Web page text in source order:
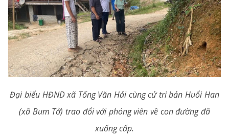
Đại biểu HĐND xã Tống Văn Hải cùng cử tri bản Huổi Han
(xã Bum Tở) trao đổi với phóng viên về con đường đã
xuống cấp.